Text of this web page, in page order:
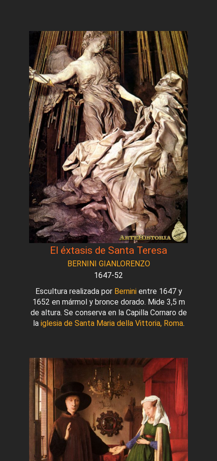
El éxtasis de Santa Teresa
BERNINI GIANLORENZO
1647-52
Escultura realizada por Berninientre 1647 y
1652 en mármol y bronce dorado. Mide 3,5 m
de altura. Se conserva en la Capilla Cornaro de
la iglesia de Santa Maria della Vittoria, Roma.